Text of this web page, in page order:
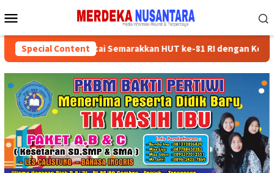
to
Menu
Special Content
Kader Partai Semarakkan HUT ke-81 RI dengan Kegiatan